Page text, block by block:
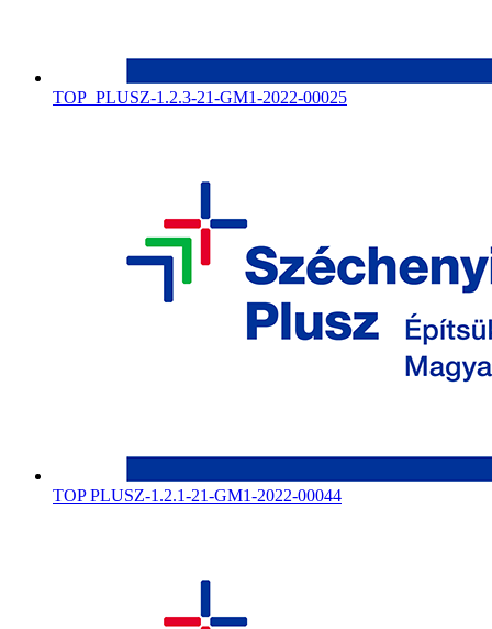
TOP_PLUSZ-1.2.3-21-GM1-2022-00025
TOP PLUSZ-1.2.1-21-GM1-2022-00044